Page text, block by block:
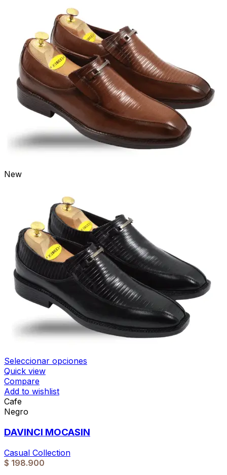
New
Seleccionar opciones
Quick view
Compare
Add to wishlist
Cafe
Negro
DAVINCI MOCASIN
Casual Collection
$ 198.900